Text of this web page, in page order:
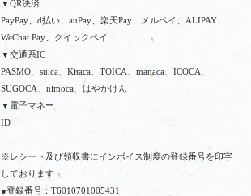
▼QR決済
PayPay、d払い、auPay、楽天Pay、メルペイ、ALIPAY、
WeChat Pay、クイックペイ
▼交通系IC
PASMO、suica、Kitaca、TOICA、manaca、ICOCA、
SUGOCA、nimoca、はやかけん
▼電子マネー
ID
※レシート及び領収書にインボイス制度の登録番号を印字
しております
●登録番号：T6010701005431